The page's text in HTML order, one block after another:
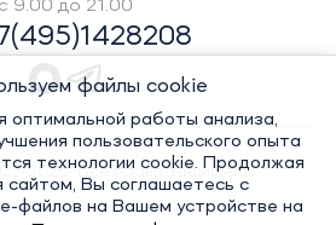
с 9.00 до 21.00
2026. Все права защищены
файлы cookie
оптимальной работы анализа,
пользовательского опыта
технологии cookie. Продолжая
сайтом, Вы соглашаетесь с
файлов на Вашем устройстве на